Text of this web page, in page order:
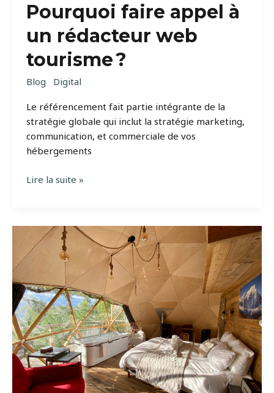
Pourquoi faire appel à
un rédacteur web
tourisme ?
Blog Digital
Le référencement fait partie intégrante de la
stratégie globale qui inclut la stratégie marketing,
communication, et commerciale de vos
hébergements
Pourquoi
rédacteur
tourisme ?
Lire la suite »